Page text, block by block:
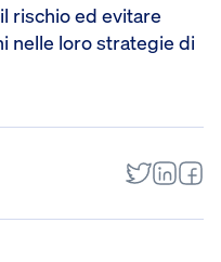
rischio ed evitare
nelle loro strategie di